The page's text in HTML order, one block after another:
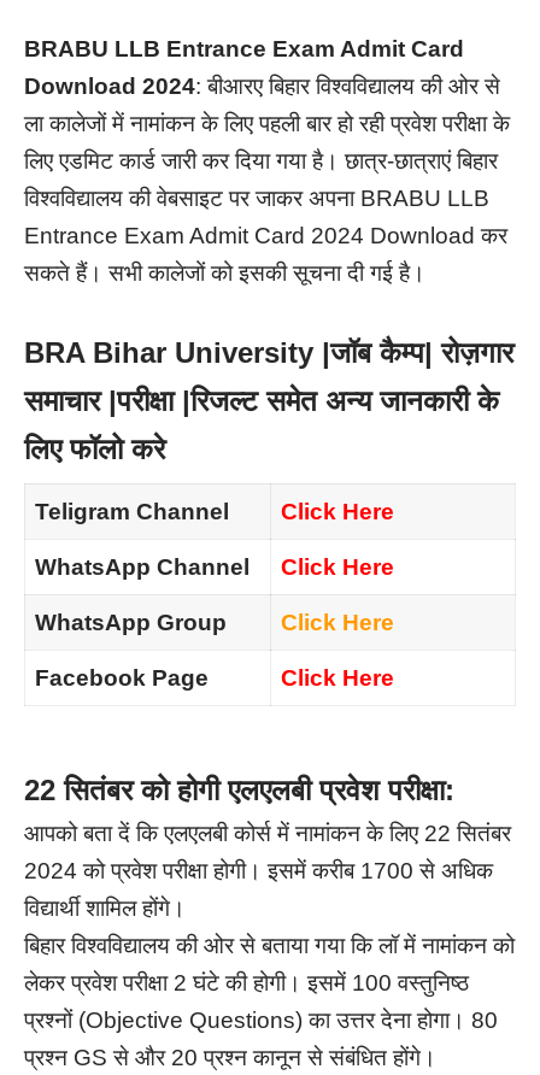
BRABU LLB Entrance Exam Admit Card
Download 2024: बीआरए बिहार विश्वविद्यालय की ओर से
ला कालेजों में नामांकन के लिए पहली बार हो रही प्रवेश परीक्षा के
लिए एडमिट कार्ड जारी कर दिया गया है। छात्र-छात्राएं बिहार
विश्वविद्यालय की वेबसाइट पर जाकर अपना BRABU LLB
Entrance Exam Admit Card 2024 Download कर
सकते हैं। सभी कालेजों को इसकी सूचना दी गई है।
BRA Bihar University |जॉब कैम्प| रोज़गार
समाचार |परीक्षा |रिजल्ट समेत अन्य जानकारी के
लिए फॉलो करे
Teligram Channel Click Here
WhatsApp Channel Click Here
WhatsApp Group Click Here
Facebook Page Click Here
22 सितंबर को होगी एलएलबी प्रवेश परीक्षा:
आपको बता दें कि एलएलबी कोर्स में नामांकन के लिए 22 सितंबर
2024 को प्रवेश परीक्षा होगी। इसमें करीब 1700 से अधिक
विद्यार्थी शामिल होंगे।
बिहार विश्वविद्यालय की ओर से बताया गया कि लॉ में नामांकन को
लेकर प्रवेश परीक्षा 2 घंटे की होगी। इसमें 100 वस्तुनिष्ठ
प्रश्नों (Objective Questions) का उत्तर देना होगा। 80
प्रश्न GS से और 20 प्रश्न कानून से संबंधित होंगे।